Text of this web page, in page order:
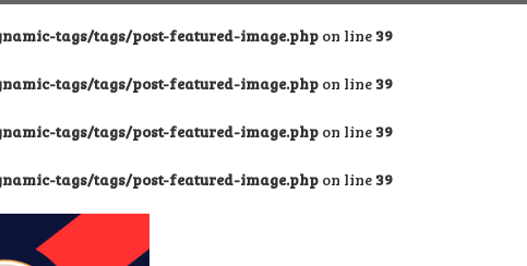
tags/tags/post-featured-image.php on line 39
tags/tags/post-featured-image.php on line 39
tags/tags/post-featured-image.php on line 39
tags/tags/post-featured-image.php on line 39